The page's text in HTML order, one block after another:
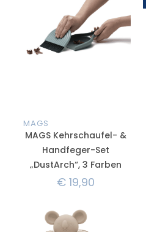
MAGS
MAGS Kehrschaufel- &
Handfeger-Set
„DustArch“, 3 Farben
€19,90